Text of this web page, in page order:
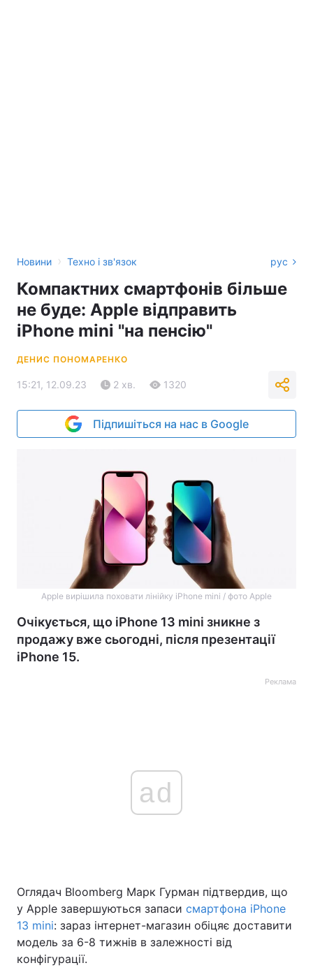
Новини › Техно і зв'язок рус
Компактних смартфонів більше
не буде: Apple відправить
iPhone mini "на пенсію"
ДЕНИС ПОНОМАРЕНКО
15:21, 12.09.23 2 хв. 1320
Підпишіться на нас в Google
Apple вирішила поховати лінійку iPhone mini / фото Apple
Очікується, що iPhone 13 mini зникне з
продажу вже сьогодні, після презентації
iPhone 15.
Реклама
ad
Оглядач Bloomberg Марк Гурман підтвердив, що
у Apple завершуються запаси смартфона iPhone
13 mini: зараз інтернет-магазин обіцяє доставити
модель за 6-8 тижнів в залежності від
конфігурації.